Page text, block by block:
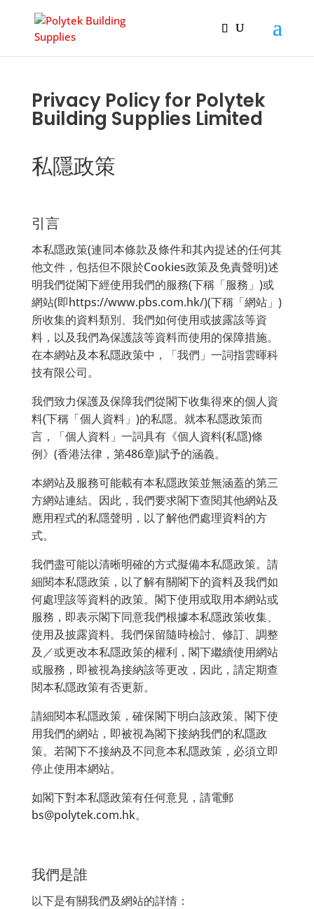
Privacy Policy for Polytek
Building Supplies Limited
私隱政策
引言
本私隱政策(連同本條款及條件和其內提述的任何其
他文件，包括但不限於Cookies政策及免責聲明)述
明我們從閣下經使用我們的服務(下稱「服務」)或
網站(即https://www.pbs.com.hk/)(下稱「網站」)
所收集的資料類別、我們如何使用或披露該等資
料，以及我們為保護該等資料而使用的保障措施。
在本網站及本私隱政策中，「我們」一詞指雲暉科
技有限公司。
我們致力保護及保障我們從閣下收集得來的個人資
料(下稱「個人資料」)的私隱。就本私隱政策而
言，「個人資料」一詞具有《個人資料(私隱)條
例》(香港法律，第486章)賦予的涵義。
本網站及服務可能載有本私隱政策並無涵蓋的第三
方網站連結。因此，我們要求閣下查閱其他網站及
應用程式的私隱聲明，以了解他們處理資料的方
式。
我們盡可能以清晰明確的方式擬備本私隱政策。請
細閱本私隱政策，以了解有關閣下的資料及我們如
何處理該等資料的政策。閣下使用或取用本網站或
服務，即表示閣下同意我們根據本私隱政策收集、
使用及披露資料。我們保留隨時檢討、修訂、調整
及／或更改本私隱政策的權利，閣下繼續使用網站
或服務，即被視為接納該等更改，因此，請定期查
閱本私隱政策有否更新。
請細閱本私隱政策，確保閣下明白該政策。閣下使
用我們的網站，即被視為閣下接納我們的私隱政
策。若閣下不接納及不同意本私隱政策，必須立即
停止使用本網站。
如閣下對本私隱政策有任何意見，請電郵
bs@polytek.com.hk。
我們是誰
以下是有關我們及網站的詳情：